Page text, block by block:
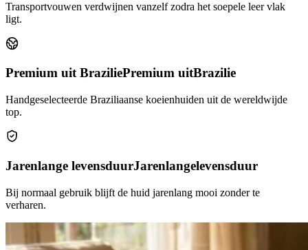
Transportvouwen verdwijnen vanzelf zodra het soepele leer vlak
ligt.
Premium uit BraziliePremium uitBrazilie
Handgeselecteerde Braziliaanse koeienhuiden uit de wereldwijde
top.
Jarenlange levensduurJarenlangelevensduur
Bij normaal gebruik blijft de huid jarenlang mooi zonder te
verharen.